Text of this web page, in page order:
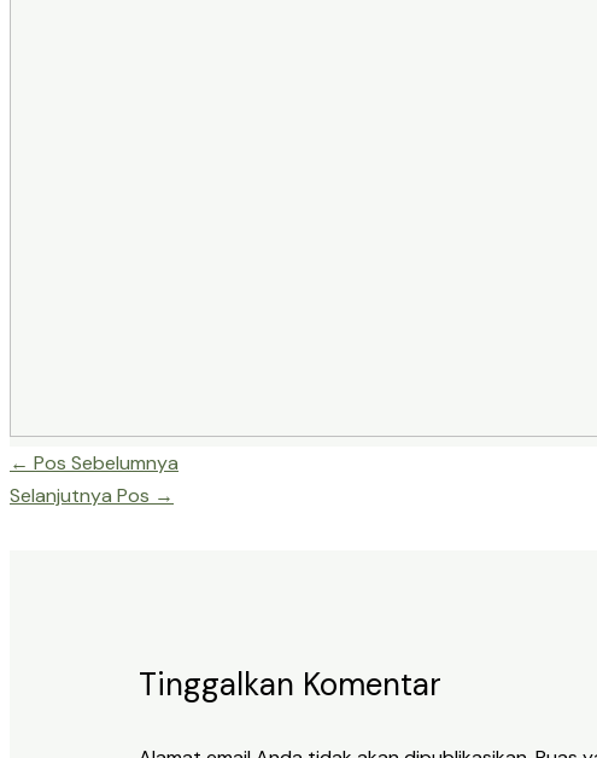
← Pos Sebelumnya
Selanjutnya Pos →
Tinggalkan Komentar